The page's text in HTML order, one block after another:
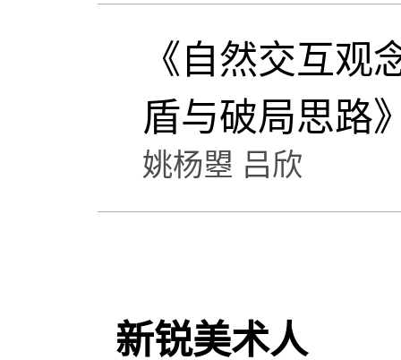
《自然交互
盾与破局思路
姚杨曌 吕欣
新锐美术人